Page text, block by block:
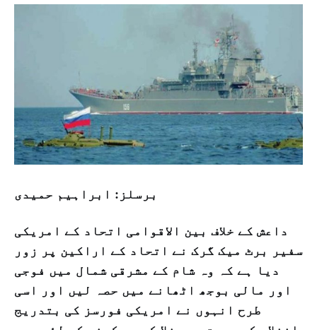
برسلز: ابراہیم حمیدی
داعش کے خلاف بین الاقوامی اتحاد کے امریکی
سفیر برٹ میک گرک نے اتحاد کے اراکین پر زور
دیا ہے کہ وہ شام کے مشرقی شمال میں فوجی
اور مالی بوجھ اٹھانے میں حصہ لیں اور اسی
طرح انہوں نے امریکی فورسز کی بتدریج